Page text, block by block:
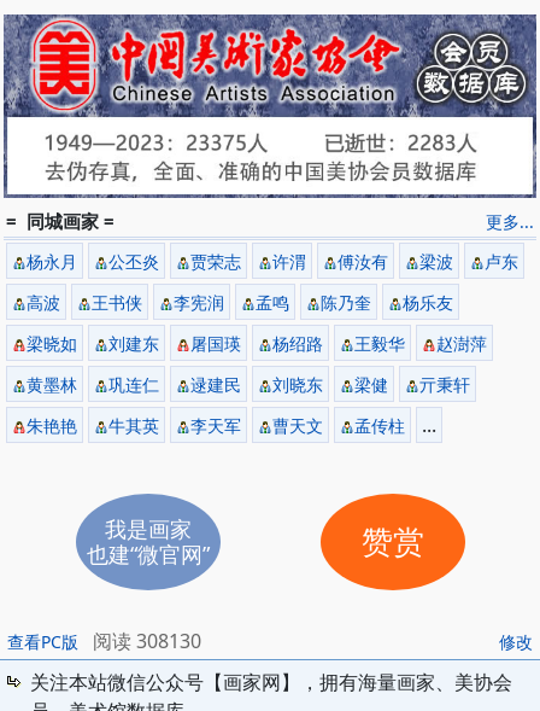
更多...
= 同城画家 =
杨永月 公丕炎 贾荣志 许渭 傅汝有 梁波
卢东
高波
王书侠 李宪润 孟鸣 陈乃奎
杨乐友
梁晓如
刘建东 屠国瑛 杨绍路 王毅华
赵澍萍
黄墨林
巩连仁 逯建民 刘晓东 梁健
亓秉轩
朱艳艳
牛其英 李天军 曹天文 孟传柱 ...
我是画家
也建“微官网”
赞赏
修改
查看PC版
阅读 308130
关注本站微信公众号【画家网】，拥有海量画家、美协会